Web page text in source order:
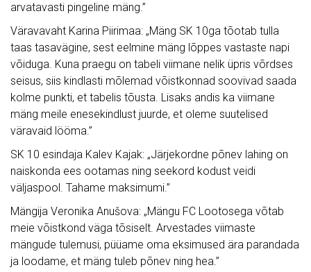
arvatavasti pingeline mäng.”
Väravavaht Karina Piirimaa: „Mäng SK 10ga tõotab tulla
taas tasavägine, sest eelmine mäng lõppes vastaste napi
võiduga. Kuna praegu on tabeli viimane nelik üpris võrdses
seisus, siis kindlasti mõlemad võistkonnad soovivad saada
kolme punkti, et tabelis tõusta. Lisaks andis ka viimane
mäng meile enesekindlust juurde, et oleme suutelised
väravaid lööma.”
SK 10 esindaja Kalev Kajak: „Järjekordne põnev lahing on
naiskonda ees ootamas ning seekord kodust veidi
väljaspool. Tahame maksimumi.”
Mängija Veronika Anušova: „Mängu FC Lootosega võtab
meie võistkond väga tõsiselt. Arvestades viimaste
mängude tulemusi, püüame oma eksimused ära parandada
ja loodame, et mäng tuleb põnev ning hea.”